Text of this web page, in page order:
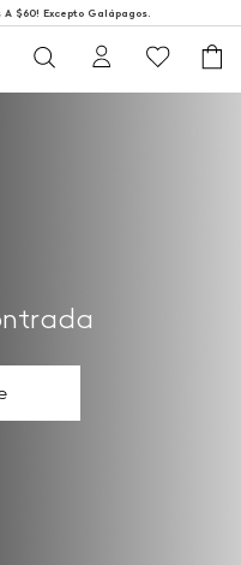
A $60! Excepto Galápagos.